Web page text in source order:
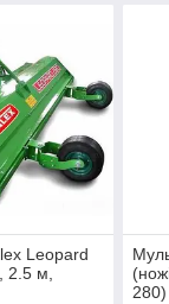
Leopard
2.5 м,
280)